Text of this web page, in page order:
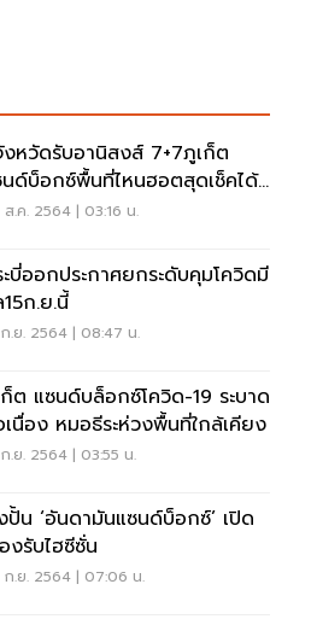
หวัดรับอานิสงส์ 7+7ภูเก็ต
ด์บ็อกซ์พื้นที่ไหนฮอตสุดเช็คได้ที่
.ค. 2564 | 03:16 น.
บี่ออกประกาศยกระดับคุมโควิดมี
ก.ย.นี้
ก.ย. 2564 | 08:47 น.
ต แซนด์บล็อกซ์โควิด-19 ระบาด
นื่อง หมอธีระห่วงพื้นที่ใกล้เคียง
.ย. 2564 | 03:55 น.
ปั้น ‘อันดามันแซนด์บ็อกซ์’ เปิด
งรับไฮซีซั่น
ก.ย. 2564 | 07:06 น.